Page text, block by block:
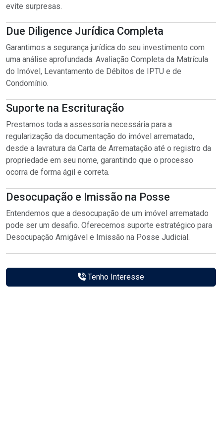
evite surpresas.
Due Diligence Jurídica Completa
Garantimos a segurança jurídica do seu investimento com
uma análise aprofundada: Avaliação Completa da Matrícula
do Imóvel, Levantamento de Débitos de IPTU e de
Condomínio.
Suporte na Escrituração
Prestamos toda a assessoria necessária para a
regularização da documentação do imóvel arrematado,
desde a lavratura da Carta de Arrematação até o registro da
propriedade em seu nome, garantindo que o processo
ocorra de forma ágil e correta.
Desocupação e Imissão na Posse
Entendemos que a desocupação de um imóvel arrematado
pode ser um desafio. Oferecemos suporte estratégico para
Desocupação Amigável e Imissão na Posse Judicial.
Tenho Interesse